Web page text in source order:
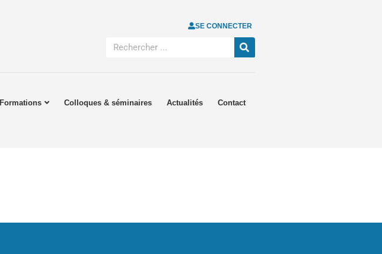
SE CONNECTER
Formations Colloques & séminaires Actualités Contact